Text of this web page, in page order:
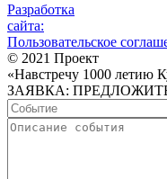
Разработка
сайта:
Пользовательское
© 2021 Проект
«Навстречу 1000 летию
ЗАЯВКА: